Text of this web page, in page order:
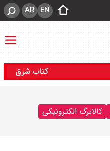
EN
AR
کتاب شرق
کالابرگ الکترونیکی